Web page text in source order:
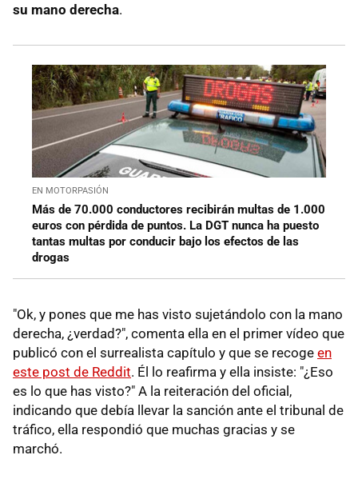
su mano derecha.
EN MOTORPASIÓN
Más de 70.000 conductores recibirán multas de 1.000
euros con pérdida de puntos. La DGT nunca ha puesto
tantas multas por conducir bajo los efectos de las
drogas
"Ok, y pones que me has visto sujetándolo con la mano
derecha, ¿verdad?", comenta ella en el primer vídeo que
publicó con el surrealista capítulo y que se recoge en
este post de Reddit. Él lo reafirma y ella insiste: "¿Eso
es lo que has visto?" A la reiteración del oficial,
indicando que debía llevar la sanción ante el tribunal de
tráfico, ella respondió que muchas gracias y se
marchó.